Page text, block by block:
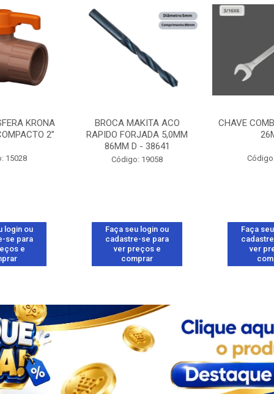
KRONA
2”
15028
login ou
se para
e
BROCA MAKITA ACO
RAPIDO FORJADA 5,0MM
86MM D - 38641
Código: 19058
Faça seu login ou
cadastre-se para
ver preços e
comprar
CHAVE
Faça
ver